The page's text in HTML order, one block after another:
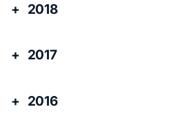
2018
2017
2016